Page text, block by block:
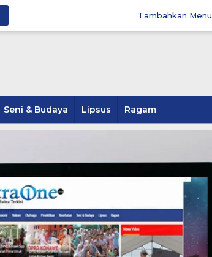
Tambahkan Menu
Seni & Budaya Lipsus Ragam